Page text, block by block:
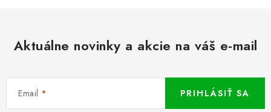
Aktuálne novinky a akcie na váš e-mail
Email PRIHLÁSIŤ SA